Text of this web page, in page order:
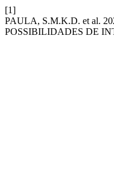
[1]
PAULA, S.M.K.D. et al.
POSSIBILIDADES DE